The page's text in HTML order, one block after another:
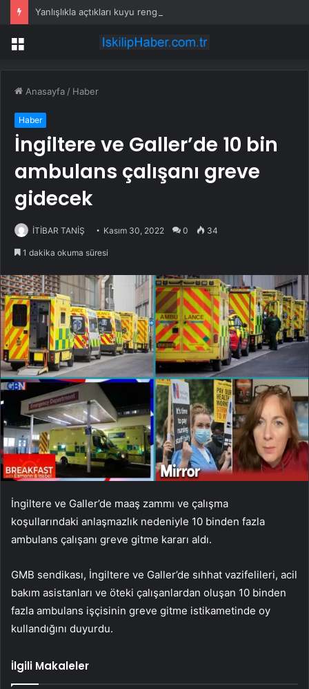
Menü
Anasayfa / Haber
Haber
İngiltere ve Galler’de 10 bin
ambulans çalışanı greve
gidecek
İTİBAR TANİŞ Kasım 30, 2022 0 34
1 dakika okuma süresi
İngiltere ve Galler’de maaş zammı ve çalışma
koşullarındaki anlaşmazlık nedeniyle 10 binden fazla
ambulans çalışanı greve gitme kararı aldı.
GMB sendikası, İngiltere ve Galler’de sıhhat vazifelileri, acil
bakım asistanları ve öteki çalışanlardan oluşan 10 binden
fazla ambulans işçisinin greve gitme istikametinde oy
kullandığını duyurdu.
İlgili Makaleler